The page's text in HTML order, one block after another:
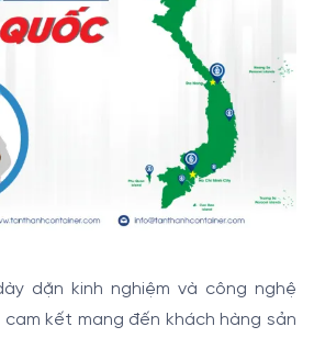
dặn kinh nghiệm và công nghệ
cam kết mang đến khách hàng sản